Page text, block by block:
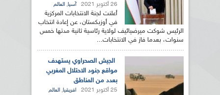
26 أكتوبر 2021 آسيا, العالم
أعلنت لجنة الانتخابات المركزية
في أوزبكستان، عن إعادة انتخاب
الرئيس شوكت ميرضيائيف لولاية رئاسية ثانية مدتها خمس
سنوات، بعدما فاز في الانتخابات...
الجيش الصحراوي يستهدف
مواقع جنود الاحتلال المغربي
بعدد من المناطق
25 أكتوبر 2021 افريقيا, العالم